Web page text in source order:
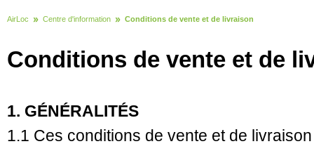
AirLoc Centre d'information Conditions de vente et de livraison
Conditions de vente et de
1. GÉNÉRALITÉS
1.1 Ces conditions de vente et de